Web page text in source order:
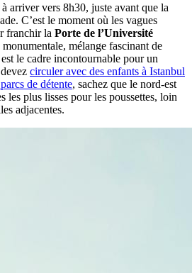
arriver vers 8h30, juste avant que la
C’est le moment où les vagues
franchir la Porte de l’Université
mélange fascinant de
le cadre incontournable pour un
circuler avec des enfants à Istanbul
de détente, sachez que le nord-est
les plus lisses pour les poussettes, loin
adjacentes.